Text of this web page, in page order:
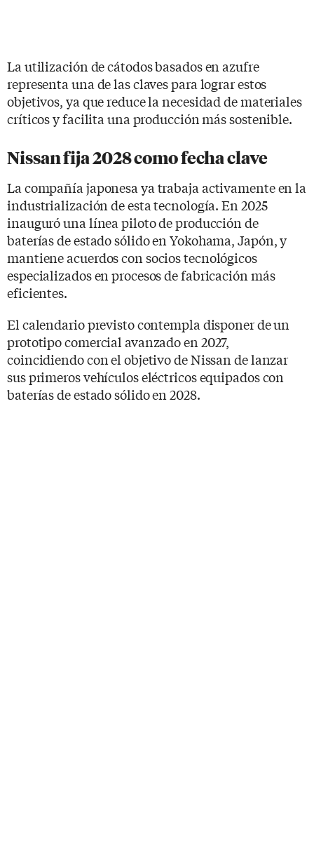
La utilización de cátodos basados en azufre
representa una de las claves para lograr estos
objetivos, ya que reduce la necesidad de materiales
críticos y facilita una producción más sostenible.
Nissan fija 2028 como fecha clave
La compañía japonesa ya trabaja activamente en la
industrialización de esta tecnología. En 2025
inauguró una línea piloto de producción de
baterías de estado sólido en Yokohama, Japón, y
mantiene acuerdos con socios tecnológicos
especializados en procesos de fabricación más
eficientes.
El calendario previsto contempla disponer de un
prototipo comercial avanzado en 2027,
coincidiendo con el objetivo de Nissan de lanzar
sus primeros vehículos eléctricos equipados con
baterías de estado sólido en 2028.